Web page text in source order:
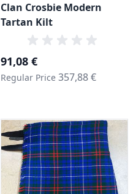
Clan Crosbie Modern
Tartan Kilt
Special Price
91,08 €
Regular Price 357,88 €